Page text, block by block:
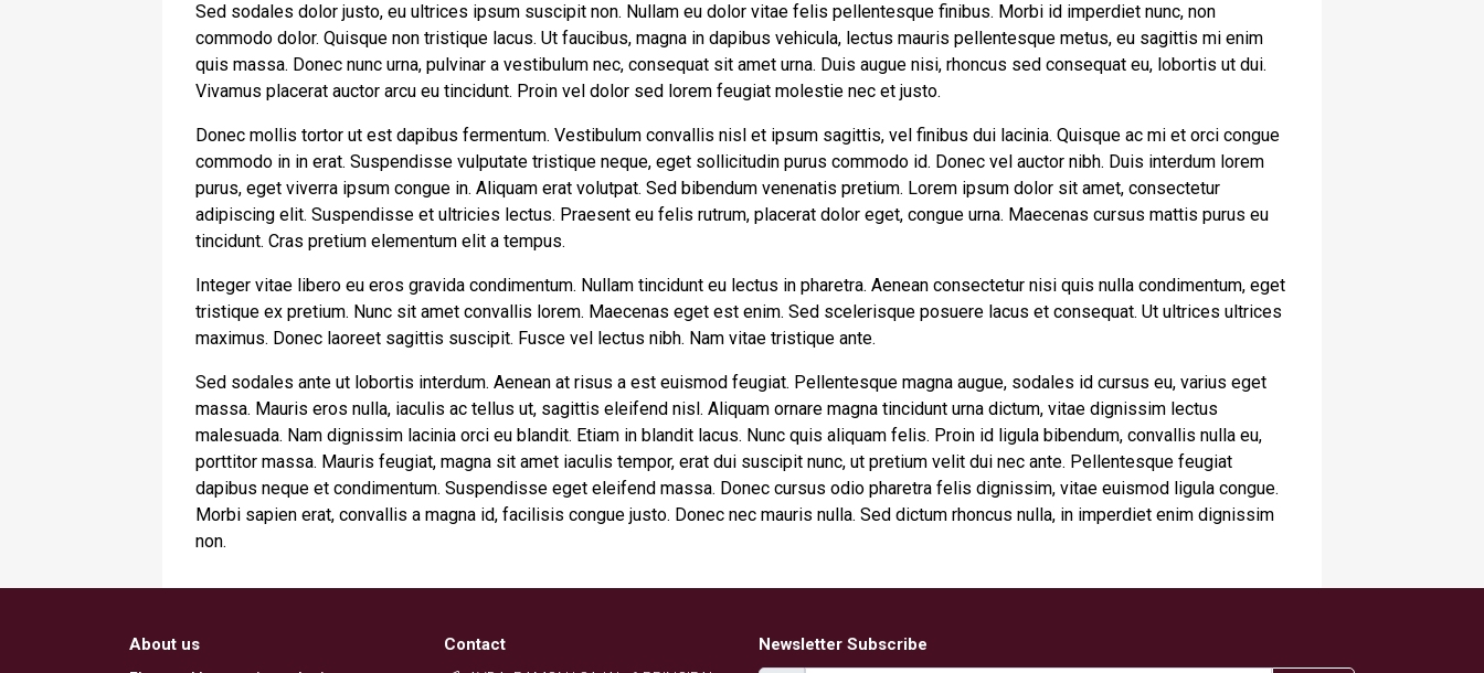
Sed sodales dolor justo, eu ultrices ipsum suscipit non. Nullam eu dolor vitae felis pellentesque finibus. Morbi id imperdiet nunc, non
commodo dolor. Quisque non tristique lacus. Ut faucibus, magna in dapibus vehicula, lectus mauris pellentesque metus, eu sagittis mi enim
quis massa. Donec nunc urna, pulvinar a vestibulum nec, consequat sit amet urna. Duis augue nisi, rhoncus sed consequat eu, lobortis ut dui.
Vivamus placerat auctor arcu eu tincidunt. Proin vel dolor sed lorem feugiat molestie nec et justo.
Donec mollis tortor ut est dapibus fermentum. Vestibulum convallis nisl et ipsum sagittis, vel finibus dui lacinia. Quisque ac mi et orci congue
commodo in in erat. Suspendisse vulputate tristique neque, eget sollicitudin purus commodo id. Donec vel auctor nibh. Duis interdum lorem
purus, eget viverra ipsum congue in. Aliquam erat volutpat. Sed bibendum venenatis pretium. Lorem ipsum dolor sit amet, consectetur
adipiscing elit. Suspendisse et ultricies lectus. Praesent eu felis rutrum, placerat dolor eget, congue urna. Maecenas cursus mattis purus eu
tincidunt. Cras pretium elementum elit a tempus.
Integer vitae libero eu eros gravida condimentum. Nullam tincidunt eu lectus in pharetra. Aenean consectetur nisi quis nulla condimentum, eget
tristique ex pretium. Nunc sit amet convallis lorem. Maecenas eget est enim. Sed scelerisque posuere lacus et consequat. Ut ultrices ultrices
maximus. Donec laoreet sagittis suscipit. Fusce vel lectus nibh. Nam vitae tristique ante.
Sed sodales ante ut lobortis interdum. Aenean at risus a est euismod feugiat. Pellentesque magna augue, sodales id cursus eu, varius eget
massa. Mauris eros nulla, iaculis ac tellus ut, sagittis eleifend nisl. Aliquam ornare magna tincidunt urna dictum, vitae dignissim lectus
malesuada. Nam dignissim lacinia orci eu blandit. Etiam in blandit lacus. Nunc quis aliquam felis. Proin id ligula bibendum, convallis nulla eu,
porttitor massa. Mauris feugiat, magna sit amet iaculis tempor, erat dui suscipit nunc, ut pretium velit dui nec ante. Pellentesque feugiat
dapibus neque et condimentum. Suspendisse eget eleifend massa. Donec cursus odio pharetra felis dignissim, vitae euismod ligula congue.
Morbi sapien erat, convallis a magna id, facilisis congue justo. Donec nec mauris nulla. Sed dictum rhoncus nulla, in imperdiet enim dignissim
non.
About us Contact Newsletter Subscribe